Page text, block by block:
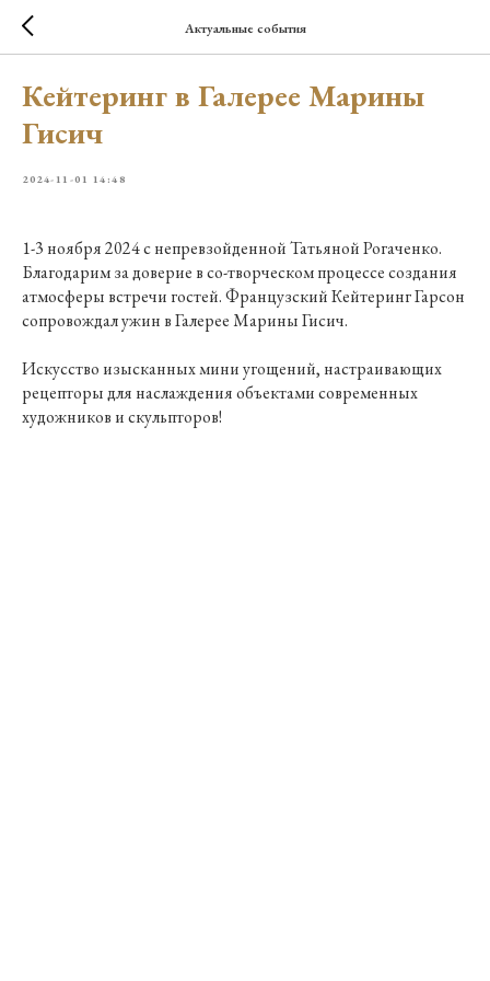
Актуальные события
Кейтеринг в Галерее Марины
Гисич
2024-11-01 14:48
1-3 ноября 2024 с непревзойденной Татьяной Рогаченко.
Благодарим за доверие в со-творческом процессе создания
атмосферы встречи гостей. Французский Кейтеринг Гарсон
сопровождал ужин в Галерее Марины Гисич.
Искусство изысканных мини угощений, настраивающих
рецепторы для наслаждения объектами современных
художников и скульпторов!